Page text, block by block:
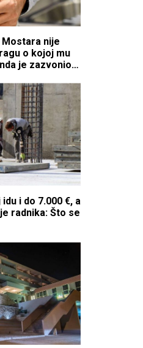
nije
o kojoj mu
je zazvonio
i do 7.000 €, a
radnika: Što se